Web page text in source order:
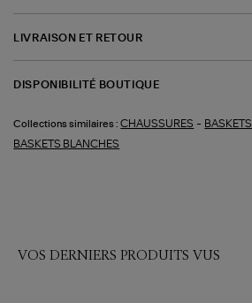
LIVRAISON ET RETOUR
DISPONIBILITÉ BOUTIQUE
Collections similaires : CHAUSSURES - BASKETS
BASKETS BLANCHES
VOS DERNIERS PRODUITS VUS